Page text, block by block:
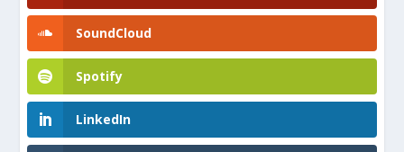
SoundCloud
Spotify
LinkedIn